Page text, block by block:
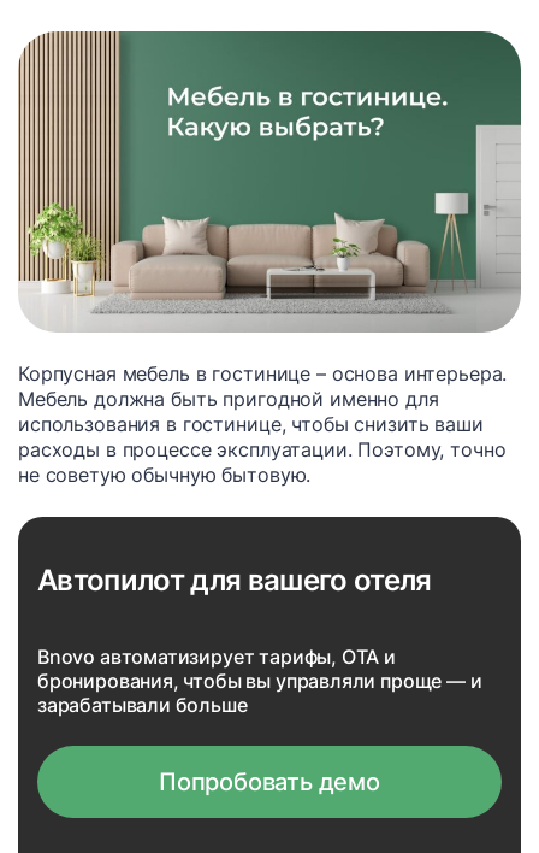
Корпусная мебель в гостинице – основа интерьера.
Мебель должна быть пригодной именно для
использования в гостинице, чтобы снизить ваши
расходы в процессе эксплуатации. Поэтому, точно
не советую обычную бытовую.
Автопилот для вашего отеля
Bnovo автоматизирует тарифы, OTA и
бронирования, чтобы вы управляли проще — и
зарабатывали больше
Попробовать демо